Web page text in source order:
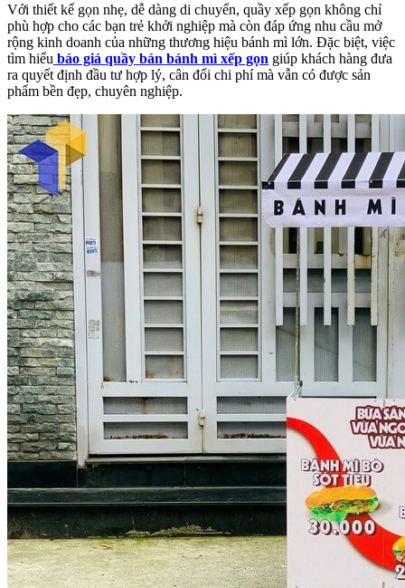
Với thiết kế gọn nhẹ, dễ dàng di chuyển, quầy xếp gọn không chỉ
phù hợp cho các bạn trẻ khởi nghiệp mà còn đáp ứng nhu cầu mở
rộng kinh doanh của những thương hiệu bánh mì lớn. Đặc biệt, việc
tìm hiểu báo giá quầy bán bánh mì xếp gọn giúp khách hàng đưa
ra quyết định đầu tư hợp lý, cân đối chi phí mà vẫn có được sản
phẩm bền đẹp, chuyên nghiệp.